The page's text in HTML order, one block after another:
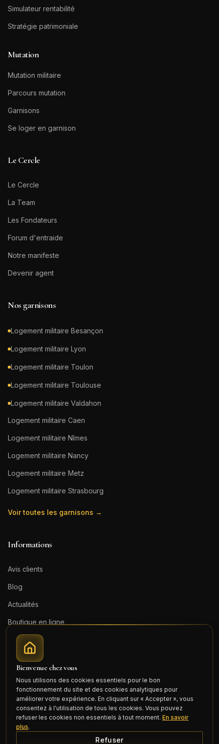
Simulateur rentabilité
Stratégie patrimoniale
Mutation
Mutation militaire
Parcours mutation
Garnisons
Se loger en garnison
Le Cercle
Le Cercle
La Team
Les Fondateurs
Forum d'entraide
Notre manifeste
Devenir agent
Nos garnisons
Logement militaire Besançon
Logement militaire Lyon
Logement militaire Toulon
Logement militaire Toulouse
Logement militaire Valdahon
Logement militaire Caen
Logement militaire Nîmes
Logement militaire Nancy
Logement militaire Metz
Logement militaire Strasbourg
Voir toutes les garnisons →
Informations
Avis clients
Blog
Actualités
Boutique en ligne
Contact
Mentions légales
Connexion
Bienvenue chez vous
Nous utilisons des cookies essentiels pour le bon
fonctionnement du site et des cookies analytiques pour
améliorer votre expérience. En cliquant sur « Accepter », vous
consentez à l'utilisation de tous les cookies. Vous pouvez
refuser les cookies non essentiels à tout moment. En savoir
plus.
Refuser